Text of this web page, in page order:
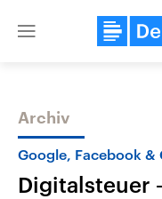
Close
Themen
Archiv
Google, Facebook &
Digitalsteuer